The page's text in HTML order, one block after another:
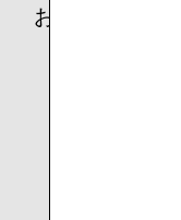
お客様の車い
お客様の車い
ため、搭乗手
す。ご自身の
電動車いすの
ッテリーの種